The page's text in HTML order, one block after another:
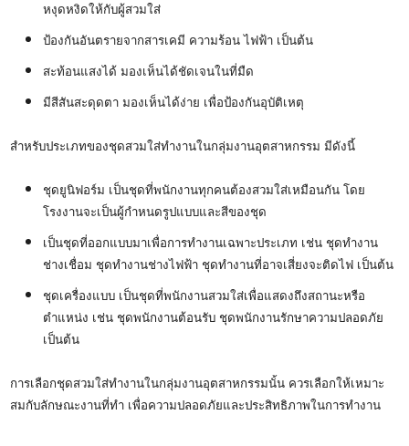
หงุดหงิดให้กับผู้สวมใส่
ป้องกันอันตรายจากสารเคมี ความร้อน ไฟฟ้า เป็นต้น
สะท้อนแสงได้ มองเห็นได้ชัดเจนในที่มืด
มีสีสันสะดุดตา มองเห็นได้ง่าย เพื่อป้องกันอุบัติเหตุ
สำหรับประเภทของชุดสวมใส่ทำงานในกลุ่มงานอุตสาหกรรม มีดังนี้
ชุดยูนิฟอร์ม เป็นชุดที่พนักงานทุกคนต้องสวมใส่เหมือนกัน โดย
โรงงานจะเป็นผู้กำหนดรูปแบบและสีของชุด
เป็นชุดที่ออกแบบมาเพื่อการทำงานเฉพาะประเภท เช่น ชุดทำงาน
ช่างเชื่อม ชุดทำงานช่างไฟฟ้า ชุดทำงานที่อาจเสี่ยงจะติดไฟ เป็นต้น
ชุดเครื่องแบบ เป็นชุดที่พนักงานสวมใส่เพื่อแสดงถึงสถานะหรือ
ตำแหน่ง เช่น ชุดพนักงานต้อนรับ ชุดพนักงานรักษาความปลอดภัย
เป็นต้น
การเลือกชุดสวมใส่ทำงานในกลุ่มงานอุตสาหกรรมนั้น ควรเลือกให้เหมาะ
สมกับลักษณะงานที่ทำ เพื่อความปลอดภัยและประสิทธิภาพในการทำงาน